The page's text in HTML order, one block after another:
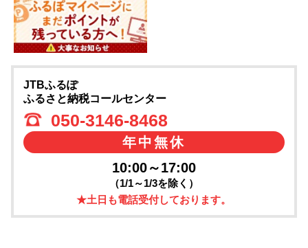
JTBふるぽ
ふるさと納税コールセンター
050-3146-8468
年中無休
10:00～17:00
（1/1～1/3を除く）
★土日も電話受付しております。